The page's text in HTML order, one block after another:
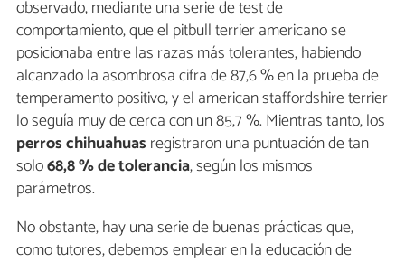
observado, mediante una serie de test de
comportamiento, que el pitbull terrier americano se
posicionaba entre las razas más tolerantes, habiendo
alcanzado la asombrosa cifra de 87,6 % en la prueba de
temperamento positivo, y el american staffordshire terrier
lo seguía muy de cerca con un 85,7 %. Mientras tanto, los
perros chihuahuas registraron una puntuación de tan
solo68,8 % de tolerancia, según los mismos
parámetros.
No obstante, hay una serie de buenas prácticas que,
como tutores, debemos emplear en la educación de